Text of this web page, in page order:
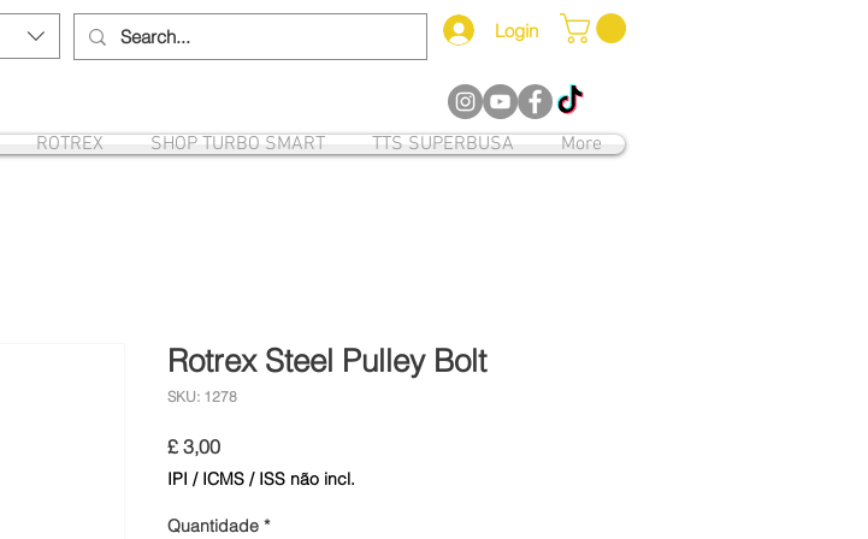
Login
ROTREX SHOP TURBO SMART TTS SUPERBUSA More
Rotrex Steel Pulley Bolt
SKU: 1278
£ 3,00Preço
IPI / ICMS / ISS não incl.
Quantidade *